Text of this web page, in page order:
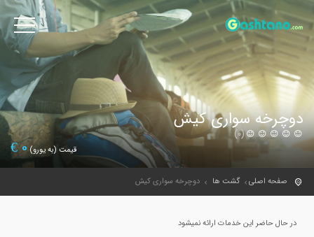
دوچرخه سواری کیش
(0)
قیمت (به یورو)0
€
صفحه اصلی گشت ها دوچرخه سواری کیش
در حال حاضر این خدمات ارائه نمیشود